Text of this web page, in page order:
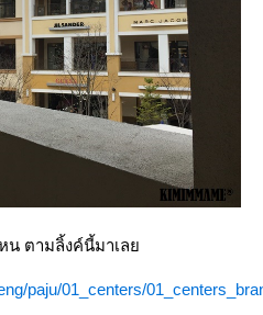
น ตามลิ้งค์นี้มาเล
paju/01_centers/